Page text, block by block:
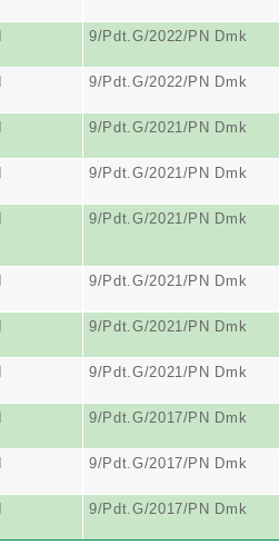
9/Pdt.G/2022/PN Dmk
9/Pdt.G/2022/PN Dmk
9/Pdt.G/2021/PN Dmk
9/Pdt.G/2021/PN Dmk
9/Pdt.G/2021/PN Dmk
9/Pdt.G/2021/PN Dmk
9/Pdt.G/2021/PN Dmk
9/Pdt.G/2021/PN Dmk
9/Pdt.G/2017/PN Dmk
9/Pdt.G/2017/PN Dmk
9/Pdt.G/2017/PN Dmk